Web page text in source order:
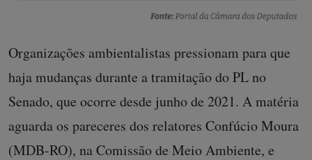
Organizações ambientalistas pressionam para que
haja mudanças durante a tramitação do PL no
Senado, que ocorre desde junho de 2021. A matéria
aguarda os pareceres dos relatores Confúcio Moura
(MDB-RO), na Comissão de Meio Ambiente, e